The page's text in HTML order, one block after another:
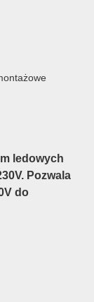
ledowych
Pozwala
do